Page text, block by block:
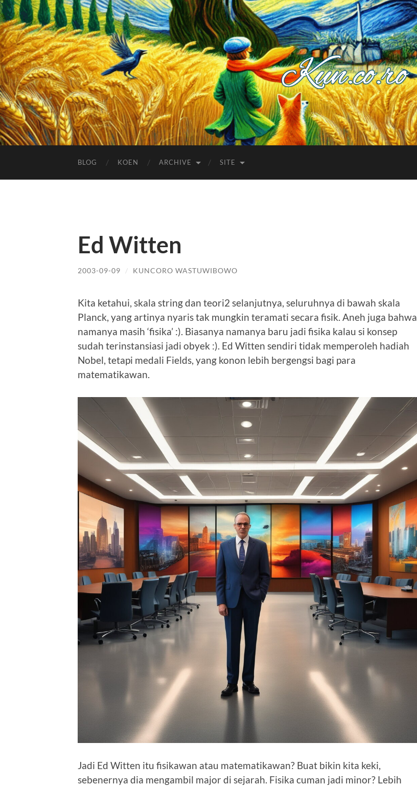
Kuncoro++
BLOG KOEN ARCHIVE SITE
Ed Witten
2003-09-09 / KUNCORO WASTUWIBOWO
Kita ketahui, skala string dan teori2 selanjutnya, seluruhnya di bawah skala
Planck, yang artinya nyaris tak mungkin teramati secara fisik. Aneh juga bahwa
namanya masih ‘fisika’ :). Biasanya namanya baru jadi fisika kalau si konsep
sudah terinstansiasi jadi obyek :). Ed Witten sendiri tidak memperoleh hadiah
Nobel, tetapi medali Fields, yang konon lebih bergengsi bagi para
matematikawan.
Jadi Ed Witten itu fisikawan atau matematikawan? Buat bikin kita keki,
sebenernya dia mengambil major di sejarah. Fisika cuman jadi minor? Lebih